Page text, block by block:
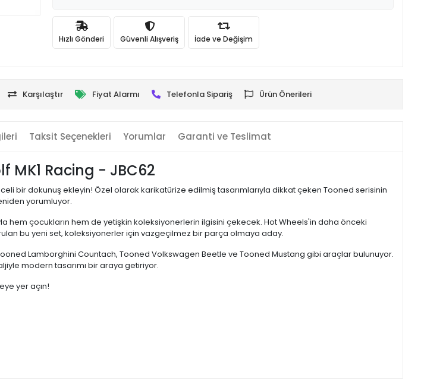
Hızlı Gönderi Güvenli Alışveriş İade ve Değişim
Karşılaştır Fiyat Alarmı Telefonla Sipariş Ürün Önerileri
Taksit Seçenekleri Yorumlar Garanti ve Teslimat
MK1 Racing - JBC62
bir dokunuş ekleyin! Özel olarak karikatürize edilmiş tasarımlarıyla dikkat çeken Tooned serisinin
yorumluyor.
hem çocukların hem de yetişkin koleksiyonerlerin ilgisini çekecek. Hot Wheels'in daha önceki
bu yeni set, koleksiyonerler için vazgeçilmez bir parça olmaya aday.
Lamborghini Countach, Tooned Volkswagen Beetle ve Tooned Mustang gibi araçlar bulunuyor.
modern tasarımı bir araya getiriyor.
yer açın!